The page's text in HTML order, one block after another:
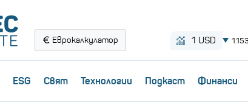
Еврокалкулатор
ESG Свят Технологии Пoдкаст Финанси